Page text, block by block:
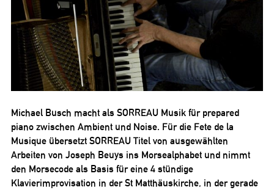
Michael Busch macht als SORREAU Musik für prepared
piano zwischen Ambient und Noise. Für die Fete de la
Musique übersetzt SORREAU Titel von ausgewählten
Arbeiten von Joseph Beuys ins Morsealphabet und nimmt
den Morsecode als Basis für eine 4 stündige
Klavierimprovisation in der St Matthäuskirche, in der gerade